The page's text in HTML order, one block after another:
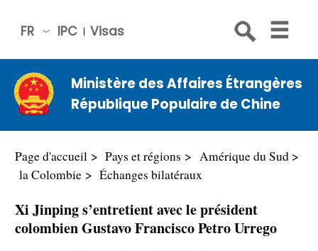
IPC Visas
FR
中文
Engli
sh
Русс
Espa
عربي
Ministère des Affaires Étrangères
République Populaire de Chine
Page d'accueil Pays et régions
Amérique du Sud
la Colombie
Échanges bilatéraux
Xi Jinping s’entretient avec le président
colombien Gustavo Francisco Petro Urrego